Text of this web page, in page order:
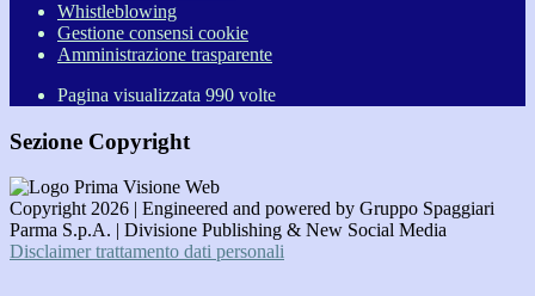
Whistleblowing
Gestione consensi cookie
Amministrazione trasparente
Pagina visualizzata 990 volte
Sezione Copyright
Copyright 2026 | Engineered and powered by Gruppo Spaggiari
Parma S.p.A. | Divisione Publishing & New Social Media
Disclaimer trattamento dati personali